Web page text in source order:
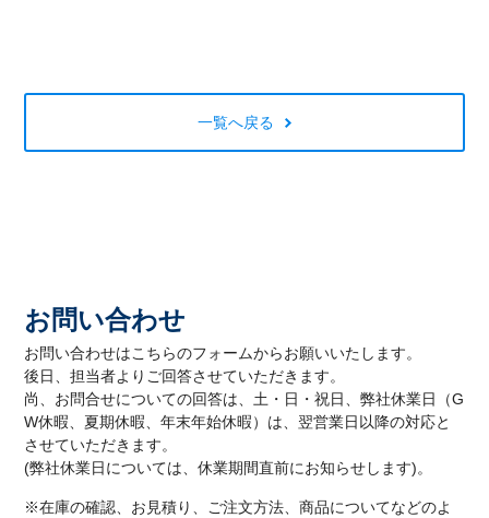
一覧へ戻る
お問い合わせ
お問い合わせはこちらのフォームからお願いいたします。
後日、担当者よりご回答させていただきます。
尚、お問合せについての回答は、土・日・祝日、弊社休業日（G
W休暇、夏期休暇、年末年始休暇）は、翌営業日以降の対応と
させていただきます。
(弊社休業日については、休業期間直前にお知らせします)。
※在庫の確認、お見積り、ご注文方法、商品についてなどのよ